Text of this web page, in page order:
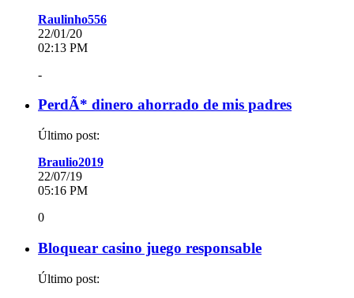
Raulinho556
22/01/20
02:13 PM
-
PerdÃ* dinero ahorrado de mis padres
Último post:
Braulio2019
22/07/19
05:16 PM
0
Bloquear casino juego responsable
Último post: